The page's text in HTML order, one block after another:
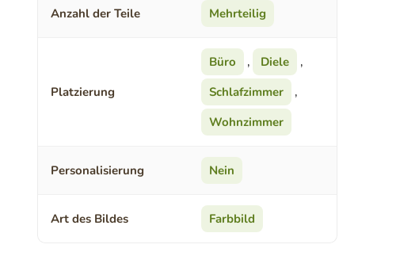
Anzahl der Teile Mehrteilig
Platzierung
Büro , Diele
,
Schlafzimmer
,
Wohnzimmer
Personalisierung Nein
Art des Bildes Farbbild